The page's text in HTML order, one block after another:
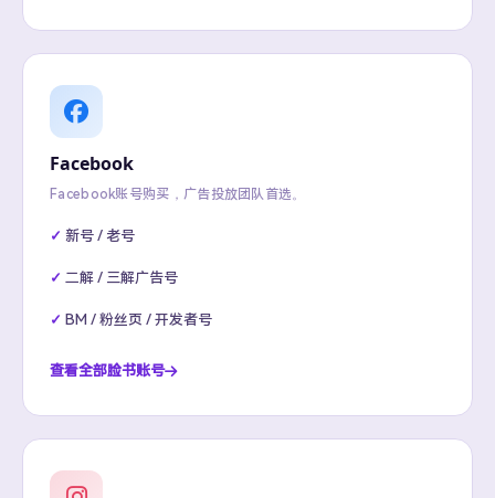
Facebook
Facebook账号购买，广告投放团队首选。
新号 / 老号
二解 / 三解广告号
BM / 粉丝页 / 开发者号
查看全部脸书账号